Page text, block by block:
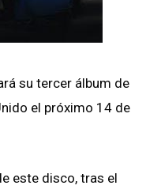
su tercer álbum de
el próximo 14 de
este disco, tras el